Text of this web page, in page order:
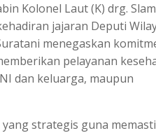
Kolonel Laut (K) drg.
jajaran Deputi
menegaskan
pelayanan
dan keluarga, maupun
strategis guna